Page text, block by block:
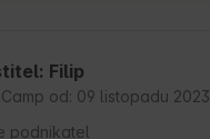
Filip
od: 09 listopadu 2023
podnikatel